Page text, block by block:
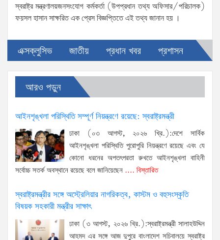
স্বরাষ্ট্র মন্ত্রণালয়জনসংযোগ কর্মকর্তা (উপপ্রধান তথ্য অফিসার/পরিচালক)
ফয়সল হাসান সাক্ষরিত এক প্রেস বিজ্ঞপ্তিতে এই তথ্য জানান হয় ।
এক্সক্লুসিভ জাতীয় প্রধান খবর প্রশাসন
আরও পড়ুন
আইনশৃঙ্খলা পরিস্থিতি সম্পূর্ণ নিয়ন্ত্রণে রয়েছে: স্বরাষ্ট্রমন্ত্রী
ঢাকা (০৩ আগস্ট, ২০২৬ খ্রি.):দেশে সার্বিক
আইনশৃঙ্খলা পরিস্থিতি পুরোপুরি নিয়ন্ত্রণে রয়েছে এবং যে
কোনো ধরনের অপতৎপরতা রুখতে আইনশৃঙ্খলা বাহিনী
সর্বোচ্চ সতর্ক অবস্থানে রয়েছে বলে জানিয়েছেন .... বিস্তারিত
স্বরাষ্ট্রমন্ত্রীর সঙ্গে অস্ট্রেলিয়ার নাগরিকত্ব, কাস্টম ও বহুসংস্কৃতি
বিষয়ক সহকারী মন্ত্রীর সাক্ষাৎ
ঢাকা (৩ আগস্ট, ২০২৬ খ্রি.):স্বরাষ্ট্রমন্ত্রী সালাহউদ্দিন
আহমদ এর সঙ্গে আজ দুপুরে বাংলাদেশ সচিবালয়ে স্বরাষ্ট্র